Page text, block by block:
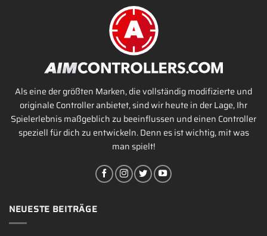
Als eine der größten Marken, die vollständig modifizierte und
originale Controller anbietet, sind wir heute in der Lage, Ihr
Spielerlebnis maßgeblich zu beeinflussen und einen Controller
speziell für dich zu entwickeln. Denn es ist wichtig, mit was
man spielt!
NEUESTE BEITRÄGE